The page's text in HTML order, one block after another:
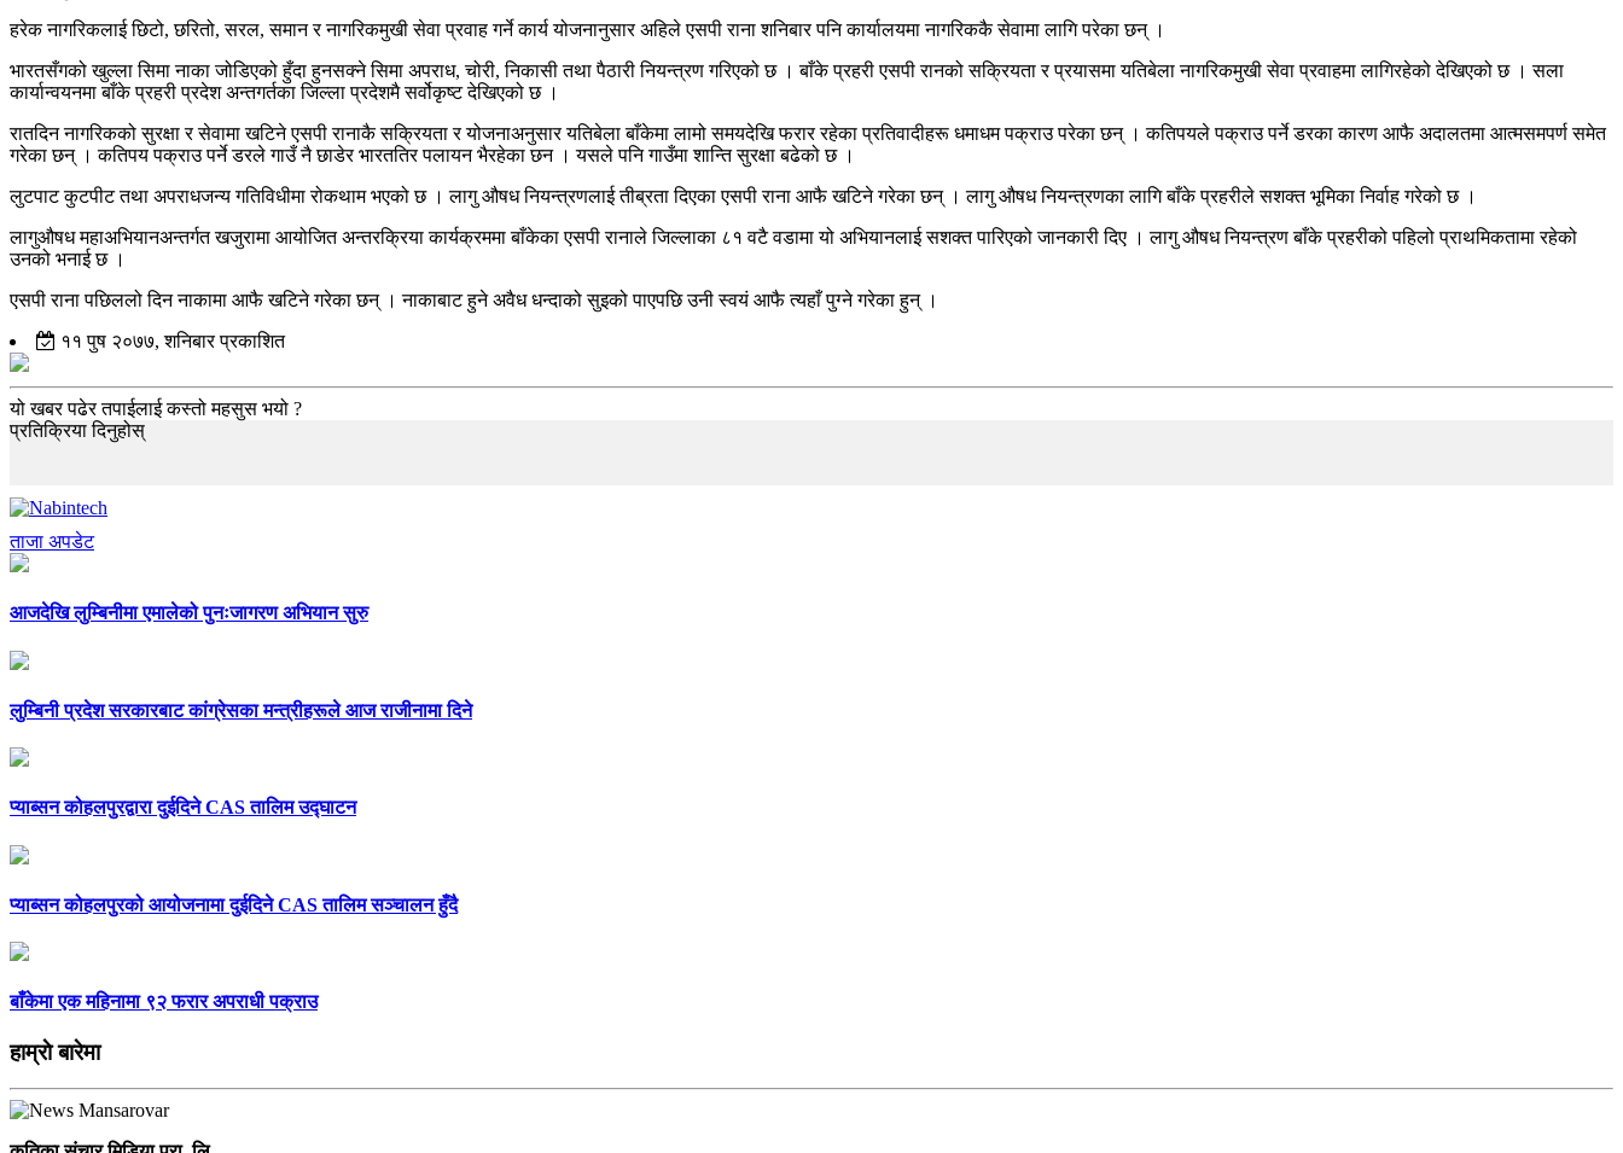
हरेक नागरिकलाई छिटो, छरितो, सरल, समान र नागरिकमुखी सेवा प्रवाह गर्ने कार्य योजनानुसार अहिले एसपी राना शनिबार पनि कार्यालयमा नागरिककै सेवामा लागि परेका छन् ।
भारतसँगको खुल्ला सिमा नाका जोडिएको हुँदा हुनसक्ने सिमा अपराध, चोरी, निकासी तथा पैठारी नियन्त्रण गरिएको छ । बाँके प्रहरी एसपी रानको सक्रियता र प्रयासमा यतिबेला नागरिकमुखी सेवा प्रवाहमा लागिरहेको देखिएको छ । सला
कार्यान्वयनमा बाँके प्रहरी प्रदेश अन्तगर्तका जिल्ला प्रदेशमै सर्वोकृष्ट देखिएको छ ।
रातदिन नागरिकको सुरक्षा र सेवामा खटिने एसपी रानाकै सक्रियता र योजनाअनुसार यतिबेला बाँकेमा लामो समयदेखि फरार रहेका प्रतिवादीहरू धमाधम पक्राउ परेका छन् । कतिपयले पक्राउ पर्ने डरका कारण आफै अदालतमा आत्मसमपर्ण समेत
गरेका छन् । कतिपय पक्राउ पर्ने डरले गाउँ नै छाडेर भारततिर पलायन भैरहेका छन । यसले पनि गाउँमा शान्ति सुरक्षा बढेको छ ।
लुटपाट कुटपीट तथा अपराधजन्य गतिविधीमा रोकथाम भएको छ । लागु औषध नियन्त्रणलाई तीब्रता दिएका एसपी राना आफै खटिने गरेका छन् । लागु औषध नियन्त्रणका लागि बाँके प्रहरीले सशक्त भूमिका निर्वाह गरेको छ ।
लागुऔषध महाअभियानअन्तर्गत खजुरामा आयोजित अन्तरक्रिया कार्यक्रममा बाँकेका एसपी रानाले जिल्लाका ८१ वटै वडामा यो अभियानलाई सशक्त पारिएको जानकारी दिए । लागु औषध नियन्त्रण बाँके प्रहरीको पहिलो प्राथमिकतामा रहेको
उनको भनाई छ ।
एसपी राना पछिललो दिन नाकामा आफै खटिने गरेका छन् । नाकाबाट हुने अवैध धन्दाको सुइको पाएपछि उनी स्वयं आफै त्यहाँ पुग्ने गरेका हुन् ।
११ पुष २०७७, शनिबार प्रकाशित
यो खबर पढेर तपाईलाई कस्तो महसुस भयो ?
प्रतिक्रिया दिनुहोस्
ताजा अपडेट
आजदेखि लुम्बिनीमा एमालेको पुनःजागरण अभियान सुरु
लुम्बिनी प्रदेश सरकारबाट कांग्रेसका मन्त्रीहरूले आज राजीनामा दिने
प्याब्सन कोहलपुरद्वारा दुईदिने CAS तालिम उद्घाटन
प्याब्सन कोहलपुरको आयोजनामा दुईदिने CAS तालिम सञ्चालन हुँदै
बाँकेमा एक महिनामा ९२ फरार अपराधी पक्राउ
हाम्राे बारेमा